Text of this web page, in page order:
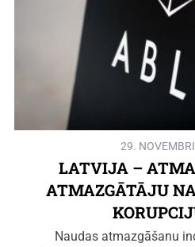
29.
LATVIJA –
ATMAZGĀTĀJU
Naudas atmazgāšanu